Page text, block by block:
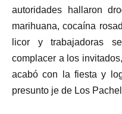
autoridades hallaron
marihuana, cocaína
licor y trabajadoras
complacer a los
acabó con la fiesta y
presunto je de Los